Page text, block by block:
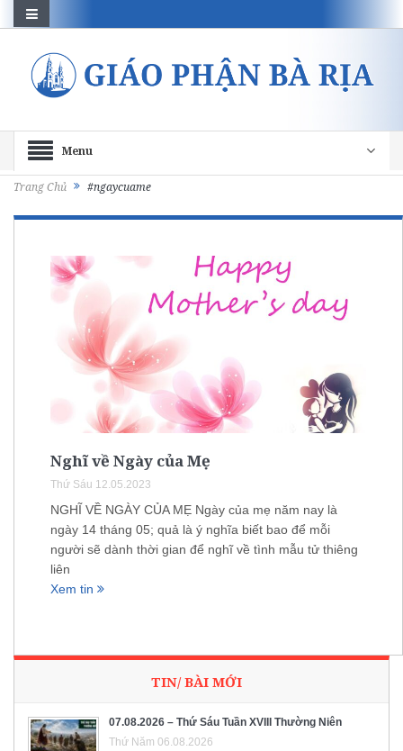
Menu
Trang Chủ #ngaycuame
Nghĩ về Ngày của Mẹ
Thứ Sáu 12.05.2023
NGHĨ VỀ NGÀY CỦA MẸ Ngày của mẹ năm nay là
ngày 14 tháng 05; quả là ý nghĩa biết bao để mỗi
người sẽ dành thời gian để nghĩ về tình mẫu tử thiêng
liên
Xem tin
TIN/ BÀI MỚI
07.08.2026 – Thứ Sáu Tuần XVIII Thường Niên
Thứ Năm 06.08.2026